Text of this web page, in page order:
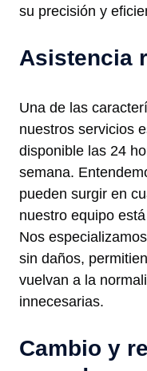
su precisión y
Asistencia
Una de las
nuestros servicios
disponible las 24
semana.
pueden surgir en
nuestro equipo
Nos
sin daños,
vuelvan a la
innecesarias.
Cambio y